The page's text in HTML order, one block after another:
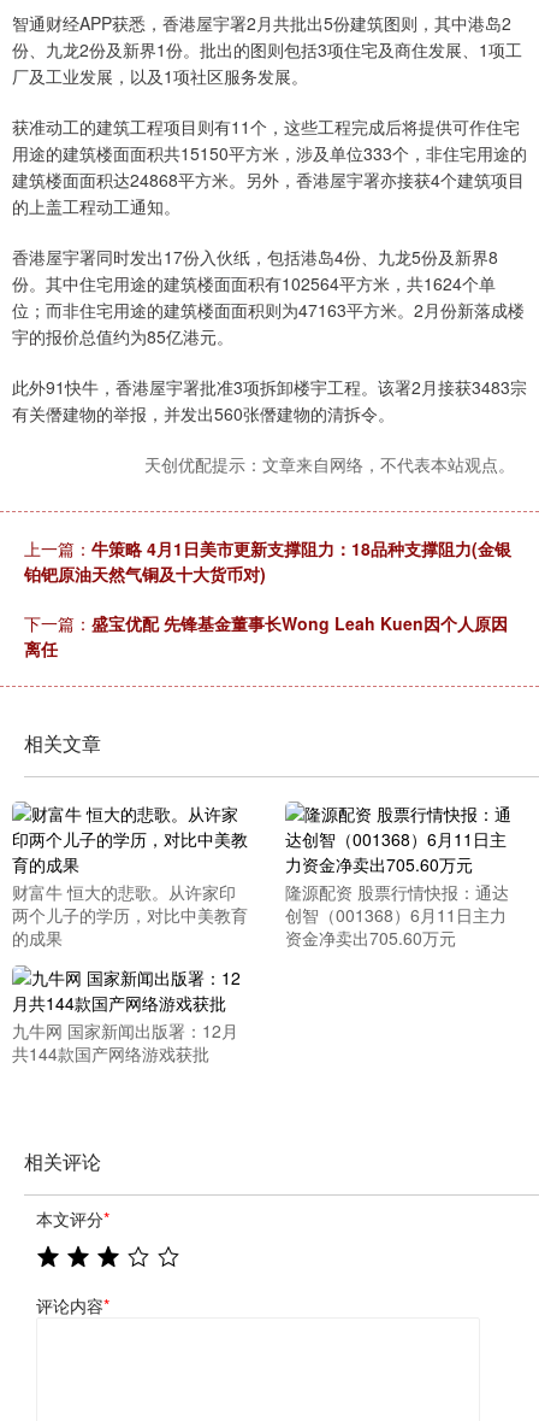
智通财经APP获悉，香港屋宇署2月共批出5份建筑图则，其中港岛2
份、九龙2份及新界1份。批出的图则包括3项住宅及商住发展、1项工
厂及工业发展，以及1项社区服务发展。
获准动工的建筑工程项目则有11个，这些工程完成后将提供可作住宅
用途的建筑楼面面积共15150平方米，涉及单位333个，非住宅用途的
建筑楼面面积达24868平方米。另外，香港屋宇署亦接获4个建筑项目
的上盖工程动工通知。
香港屋宇署同时发出17份入伙纸，包括港岛4份、九龙5份及新界8
份。其中住宅用途的建筑楼面面积有102564平方米，共1624个单
位；而非住宅用途的建筑楼面面积则为47163平方米。2月份新落成楼
宇的报价总值约为85亿港元。
此外91快牛，香港屋宇署批准3项拆卸楼宇工程。该署2月接获3483宗
有关僭建物的举报，并发出560张僭建物的清拆令。
天创优配提示：文章来自网络，不代表本站观点。
上一篇： 牛策略 4月1日美市更新支撑阻力：18品种支撑阻力(金银
铂钯原油天然气铜及十大货币对)
下一篇： 盛宝优配 先锋基金董事长Wong Leah Kuen因个人原因
离任
相关文章
财富牛 恒大的悲歌。从许家印
两个儿子的学历，对比中美教育
的成果
隆源配资 股票行情快报：通达
创智（001368）6月11日主力
资金净卖出705.60万元
九牛网 国家新闻出版署：12月
共144款国产网络游戏获批
相关评论
本文评分*
评论内容*